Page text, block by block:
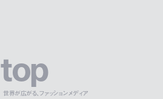
top
世界が広がる、ファッションメディア